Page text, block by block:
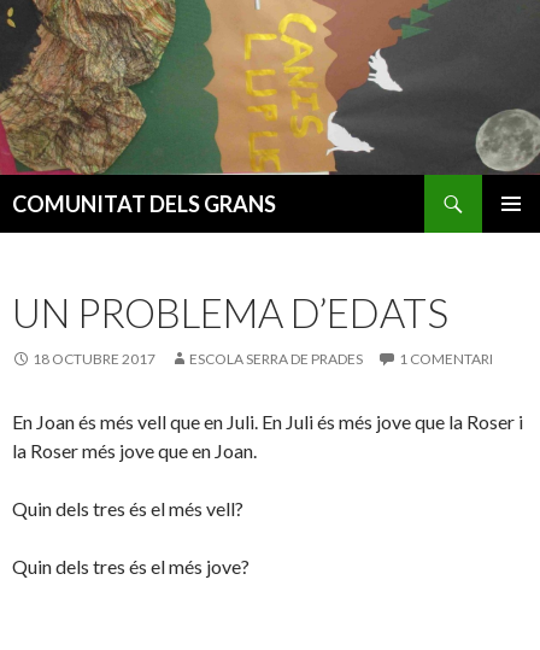
COMUNITAT DELS GRANS
UN PROBLEMA D’EDATS
18 OCTUBRE 2017 ESCOLA SERRA DE PRADES 1 COMENTARI
En Joan és més vell que en Juli. En Juli és més jove que la Roser i
la Roser més jove que en Joan.
Quin dels tres és el més vell?
Quin dels tres és el més jove?